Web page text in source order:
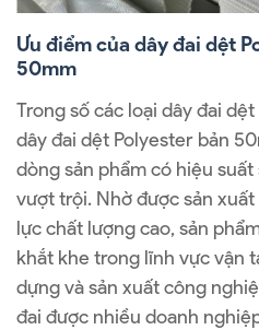
Ưu điểm của dây đai dệt
50mm
Trong số các loại dây đai
dây đai dệt Polyester bản
dòng sản phẩm có hiệu
vượt trội. Nhờ được sản
lực chất lượng cao, sản
khắt khe trong lĩnh vực vận
dựng và sản xuất công
đai được nhiều doanh